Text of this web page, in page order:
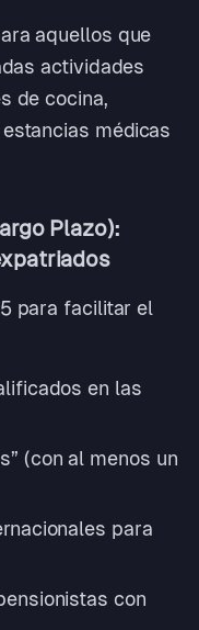
aquellos que
actividades
de cocina,
médicas
Plazo):
para facilitar el
en las
(con al menos un
para
con